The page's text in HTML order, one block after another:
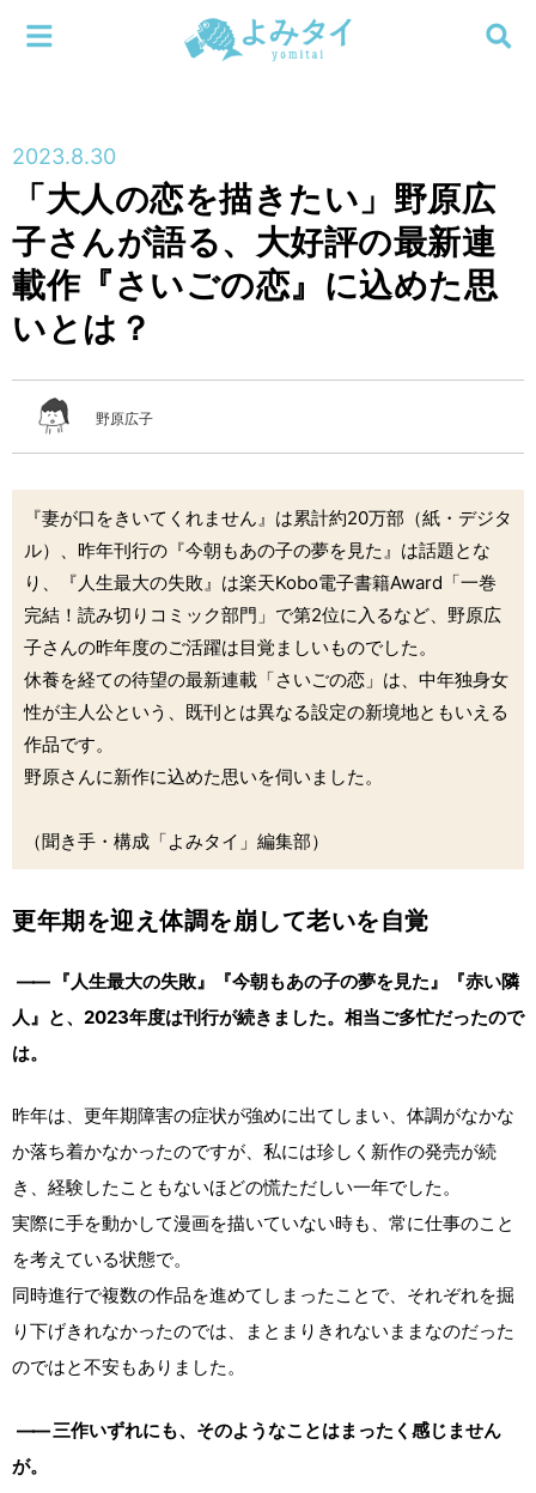
連載
新刊
特集
編集部
検索する
メニューを閉じる
2023.8.30
「大人の恋を描きたい」野原広
子さんが語る、大好評の最新連
載作『さいごの恋』に込めた思
いとは？
野原広子
『妻が口をきいてくれません』は累計約20万部（紙・デジタ
ル）、昨年刊行の『今朝もあの子の夢を見た』は話題とな
り、『人生最大の失敗』は楽天Kobo電子書籍Award「一巻
完結！読み切りコミック部門」で第2位に入るなど、野原広
子さんの昨年度のご活躍は目覚ましいものでした。
休養を経ての待望の最新連載「さいごの恋」は、中年独身女
性が主人公という、既刊とは異なる設定の新境地ともいえる
作品です。
野原さんに新作に込めた思いを伺いました。
（聞き手・構成「よみタイ」編集部）
更年期を迎え体調を崩して老いを自覚
――
『人生最大の失敗』『今朝もあの子の夢を見た』『赤い隣
人』と、2023年度は刊行が続きました。相当ご多忙だったので
は。
昨年は、更年期障害の症状が強めに出てしまい、体調がなかな
か落ち着かなかったのですが、私には珍しく新作の発売が続
き、経験したこともないほどの慌ただしい一年でした。
実際に手を動かして漫画を描いていない時も、常に仕事のこと
を考えている状態で。
同時進行で複数の作品を進めてしまったことで、それぞれを掘
り下げきれなかったのでは、まとまりきれないままなのだった
のではと不安もありました。
―― 三作いずれにも、そのようなことはまったく感じません
が。